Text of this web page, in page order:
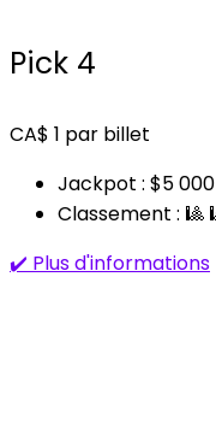
Pick 4
CA$ 1 par billet
Jackpot : $5 000
Classement : 🎱
✔️ Plus d'informations